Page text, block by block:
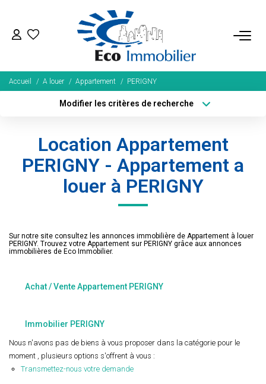
ACHETER
Tous Nos Biens
Fonds De Commerce
LOUER
BIENS VENDUS
NOS SERVICES
Gestion
Immobilier Neuf
Parrainage
Accueil A louer Appartement PERIGNY
Modifier les critères de recherche
Surface min Budget max
Plus de critères Créer une alerte
Location Appartement
PERIGNY - Appartement a
louer à PERIGNY
Sur notre site consultez les annonces immobilière de Appartement à louer
PERIGNY. Trouvez votre Appartement sur PERIGNY grâce aux annonces
immobilières de Eco Immobilier.
Achat / Vente Appartement PERIGNY
Immobilier PERIGNY
Nous n'avons pas de biens à vous proposer dans la catégorie pour le
moment , plusieurs options s'offrent à vous :
Transmettez-nous votre demande